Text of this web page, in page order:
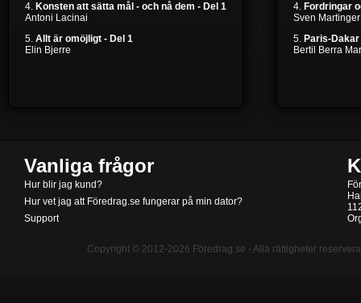
4. Konsten att sätta mål - och nå dem - Del 1
Antoni Lacinai
5. Allt är omöjligt - Del 1
Elin Bjerre
4. Fordringar
Sven Martinger
5. Paris-Dakar
Bertil Berra
Vanliga frågor
Hur blir jag kund?
Hur vet jag att Föredrag.se fungerar på min dator?
Support
Copyright © 2012-2026 Föredrag.se - Alla rättigheter